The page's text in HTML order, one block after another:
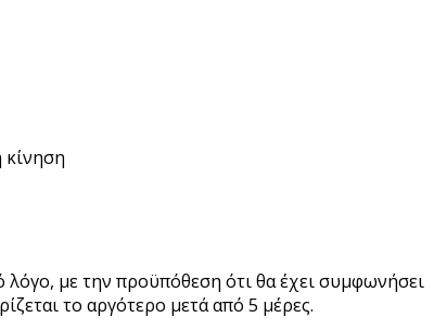
κίνηση
λόγο, με την προϋπόθεση ότι θα έχει συμφωνήσει
το αργότερο μετά από 5 μέρες.